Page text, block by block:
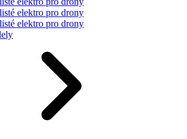
elektro pro drony
elektro pro drony